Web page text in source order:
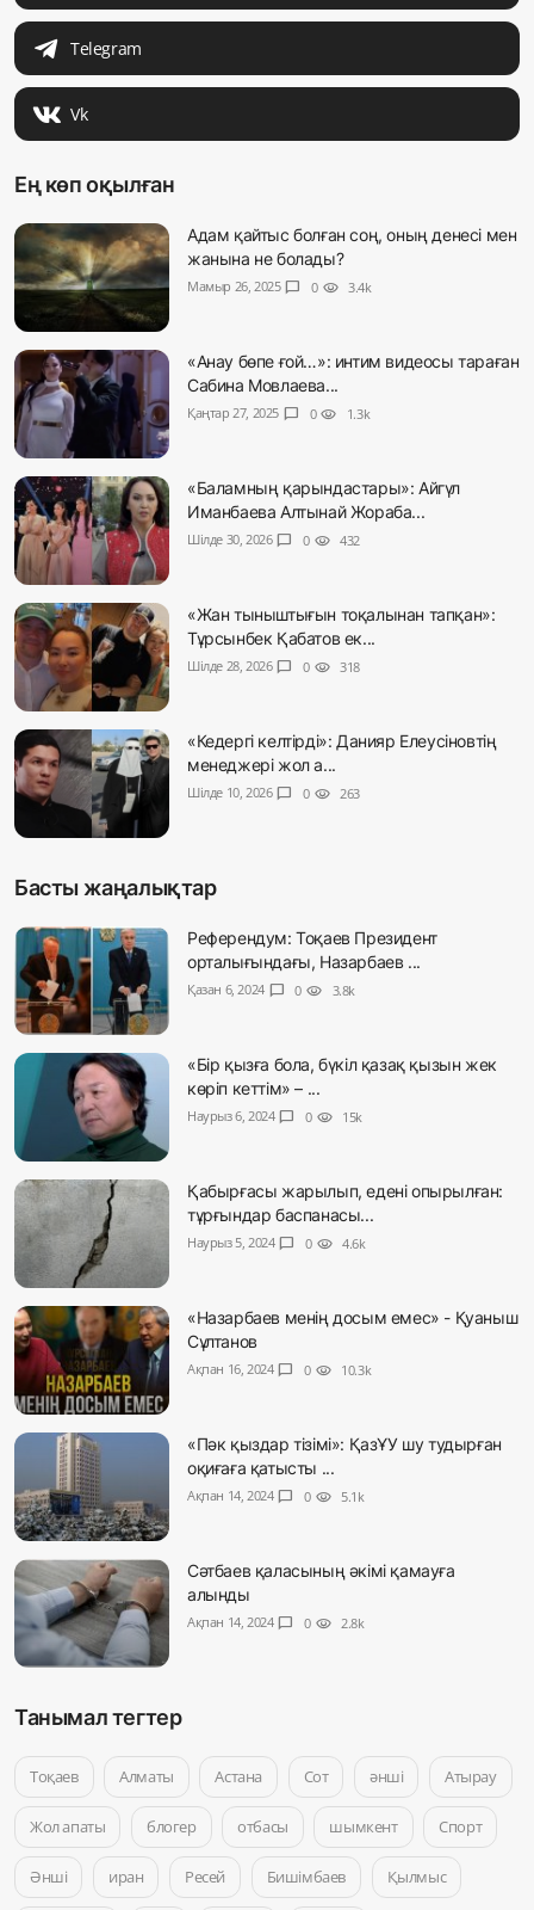
Telegram
Vk
Ең көп оқылған
Адам қайтыс болған соң, оның денесі мен
жанына не болады?
Мамыр 26, 2025 chat_bubble 0 visibility 3.4k
«Анау бөпе ғой…»: интим видеосы тараған
Сабина Мовлаева...
Қаңтар 27, 2025 chat_bubble 0 visibility 1.3k
«Баламның қарындастары»: Айгүл
Иманбаева Алтынай Жораба...
Шілде 30, 2026 chat_bubble 0 visibility 432
«Жан тыныштығын тоқалынан тапқан»:
Тұрсынбек Қабатов ек...
Шілде 28, 2026 chat_bubble 0 visibility 318
«Кедергі келтірді»: Данияр Елеусіновтің
менеджері жол а...
Шілде 10, 2026 chat_bubble 0 visibility 263
Басты жаңалықтар
Референдум: Тоқаев Президент
орталығындағы, Назарбаев ...
Қазан 6, 2024 chat_bubble 0 visibility 3.8k
«Бір қызға бола, бүкіл қазақ қызын жек
көріп кеттім» – ...
Наурыз 6, 2024 chat_bubble 0 visibility 15k
Қабырғасы жарылып, едені опырылған:
тұрғындар баспанасы...
Наурыз 5, 2024 chat_bubble 0 visibility 4.6k
«Назарбаев менің досым емес» - Қуаныш
Сұлтанов
Ақпан 16, 2024 chat_bubble 0 visibility 10.3k
«Пәк қыздар тізімі»: ҚазҰУ шу тудырған
оқиғаға қатысты ...
Ақпан 14, 2024 chat_bubble 0 visibility 5.1k
Сәтбаев қаласының әкімі қамауға
алынды
Ақпан 14, 2024 chat_bubble 0 visibility 2.8k
Танымал тегтер
Тоқаев Алматы Астана Сот әнші Атырау
Жол апаты блогер отбасы шымкент Спорт
Әнші иран Ресей Бишімбаев Қылмыс